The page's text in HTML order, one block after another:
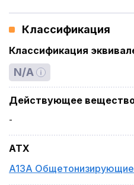
Классификация
Классификация
N/A
Действующее
-
ATX
A13A